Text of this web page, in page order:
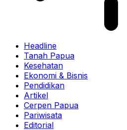
Headline
Tanah Papua
Kesehatan
Ekonomi & Bisnis
Pendidikan
Artikel
Cerpen Papua
Pariwisata
Editorial